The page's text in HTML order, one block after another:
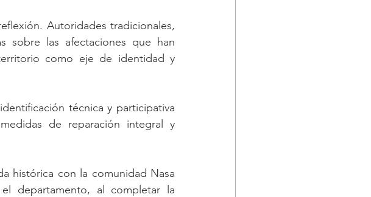
Autoridades tradicionales,
sobre las afectaciones que han
como eje de identidad y
técnica y participativa
de reparación integral y
histórica con la comunidad Nasa
departamento, al completar la